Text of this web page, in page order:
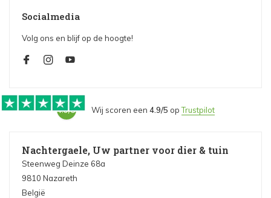
Socialmedia
Volg ons en blijf op de hoogte!
4.9/5 Wij scoren een 4.9/5 opTrustpilot
Nachtergaele, Uw partner voor dier & tuin
Steenweg Deinze 68a
9810 Nazareth
België